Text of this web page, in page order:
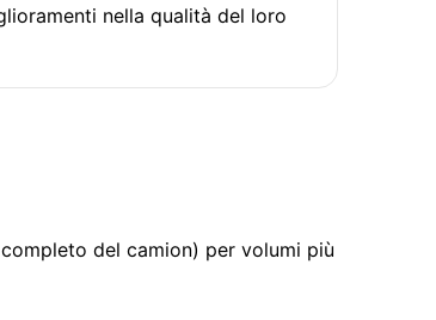
nella qualità del loro
del camion) per volumi più